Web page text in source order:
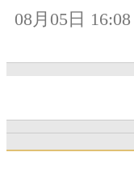
08月05日 16:08